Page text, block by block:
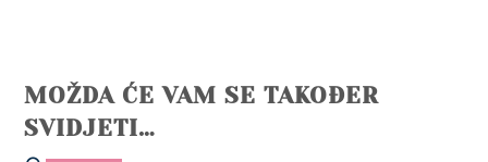
MOŽDA ĆE VAM SE TAKOĐER
SVIDJETI…